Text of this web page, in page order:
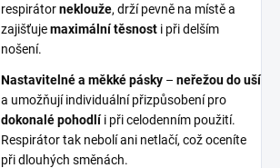
respirátorneklouže, drží pevně na místě a
zajišťujemaximální těsnost i při delším
nošení.
Nastavitelné a měkké pásky – neřežou do uší
a umožňují individuální přizpůsobení pro
dokonalé pohodlíi při celodenním použití.
Respirátor tak nebolí ani netlačí, což oceníte
při dlouhých směnách.